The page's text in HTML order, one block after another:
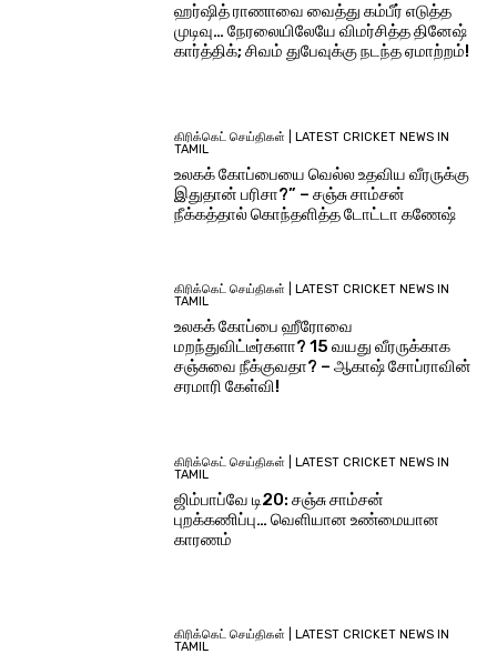
ஹர்ஷித் ராணாவை வைத்து கம்பீர் எடுத்த
முடிவு… நேரலையிலேயே விமர்சித்த தினேஷ்
கார்த்திக்; சிவம் துபேவுக்கு நடந்த ஏமாற்றம்!
கிரிக்கெட் செய்திகள் | LATEST CRICKET NEWS IN
TAMIL
உலகக் கோப்பையை வெல்ல உதவிய வீரருக்கு
இதுதான் பரிசா?” – சஞ்சு சாம்சன்
நீக்கத்தால் கொந்தளித்த டோட்டா கணேஷ்
கிரிக்கெட் செய்திகள் | LATEST CRICKET NEWS IN
TAMIL
உலகக் கோப்பை ஹீரோவை
மறந்துவிட்டீர்களா? 15 வயது வீரருக்காக
சஞ்சுவை நீக்குவதா? – ஆகாஷ் சோப்ராவின்
சரமாரி கேள்வி!
கிரிக்கெட் செய்திகள் | LATEST CRICKET NEWS IN
TAMIL
ஜிம்பாப்வே டி20: சஞ்சு சாம்சன்
புறக்கணிப்பு… வெளியான உண்மையான
காரணம்
கிரிக்கெட் செய்திகள் | LATEST CRICKET NEWS IN
TAMIL